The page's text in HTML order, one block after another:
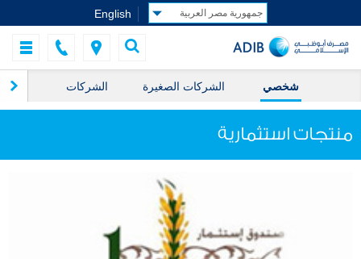
English
الشركات الشركات الصغيرة شخصي
منتجات استثمارية